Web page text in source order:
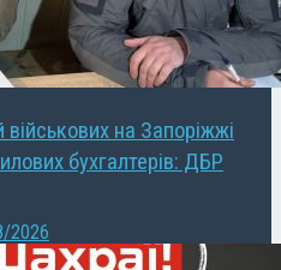
на Запоріжжі
бухгалтерів: ДБР
2026